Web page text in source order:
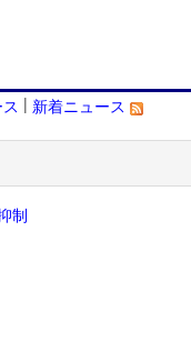
| 新着ニュース
制